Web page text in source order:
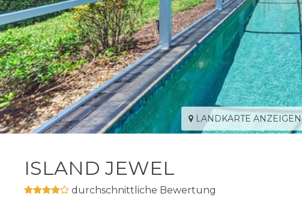
LANDKARTE ANZEIGEN
ISLAND JEWEL
durchschnittliche Bewertung